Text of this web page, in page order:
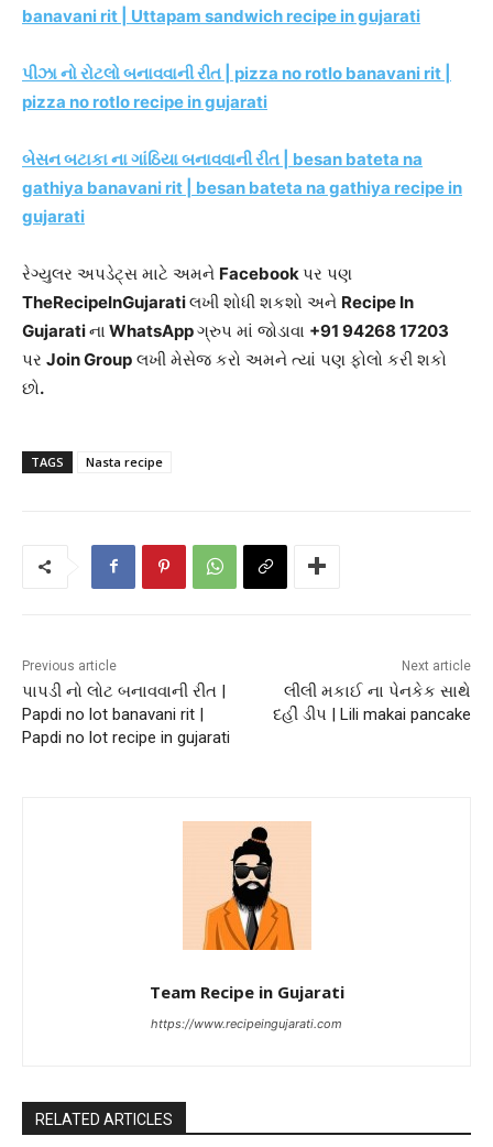
banavani rit | Uttapam sandwich recipe in gujarati
પીઝા નો રોટલો બનાવવાની રીત | pizza no rotlo banavani rit |
pizza no rotlo recipe in gujarati
બેસન બટાકા ના ગાંઠિયા બનાવવાની રીત | besan bateta na
gathiya banavani rit | besan bateta na gathiya recipe in
gujarati
રેગ્યુલર અપડેટ્સ માટે અમને Facebook પર પણ
TheRecipeInGujaratiલખી શોધી શકશો અને Recipe In
Gujaratiના WhatsAppગ્રુપ માં જોડાવા +91 94268 17203
પર Join Group લખી મેસેજ કરો અમને ત્યાં પણ ફોલો કરી શકો
છો.
TAGS Nasta recipe
Previous article
પાપડી નો લોટ બનાવવાની રીત |
Papdi no lot banavani rit |
Papdi no lot recipe in gujarati
Next article
લીલી મકાઈ ના પેનકેક સાથે
દહીં ડીપ | Lili makai pancake
Team Recipe in Gujarati
https://www.recipeingujarati.com
RELATED ARTICLES